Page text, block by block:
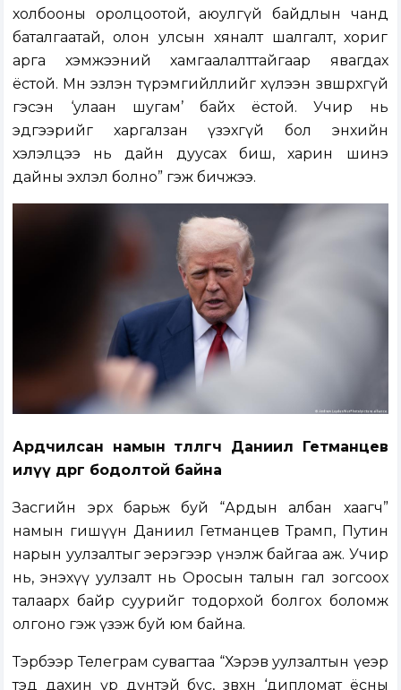
холбооны оролцоотой, аюулгүй байдлын чанд
баталгаатай, олон улсын хяналт шалгалт, хориг
арга хэмжээний хамгаалалттайгаар явагдах
ёстой. Мөн эзлэн түрэмгийллийг хүлээн зөвшөөрөхгүй
гэсэн ‘улаан шугам’ байх ёстой. Учир нь
эдгээрийг харгалзан үзэхгүй бол энхийн
хэлэлцээ нь дайн дуусах биш, харин шинэ
дайны эхлэл болно” гэж бичжээ.
Ардчилсан намын төлөөлөгч Даниил Гетманцев
илүү өөдрөг бодолтой байна
Засгийн эрх барьж буй “Ардын албан хаагч”
намын гишүүн Даниил Гетманцев Трамп, Путин
нарын уулзалтыг эерэгээр үнэлж байгаа аж. Учир
нь, энэхүү уулзалт нь Оросын талын гал зогсоох
талаарх байр суурийг тодорхой болгох боломж
олгоно гэж үзэж буй юм байна.
Тэрбээр Телеграм сувагтаа “Хэрэв уулзалтын үеэр
тэд дахин үр дүнтэй бус, зөвхөн ‘дипломат ёсны